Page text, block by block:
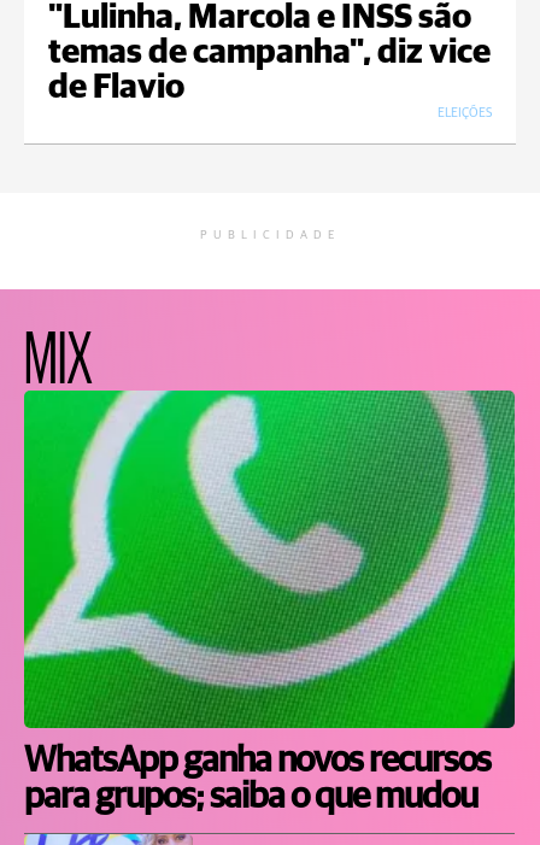
"Lulinha, Marcola e INSS são
temas de campanha", diz vice
de Flavio
ELEIÇÕES
PUBLICIDADE
MIX
WhatsApp ganha novos recursos
para grupos; saiba o que mudou